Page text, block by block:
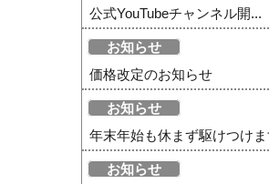
公式YouTubeチャンネル開...
お知らせ
価格改定のお知らせ
お知らせ
年末年始も休まず駆けつけま
お知らせ